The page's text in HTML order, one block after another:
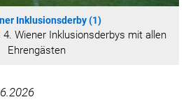
Inklusionsderby (1)
4. Wiener Inklusionsderbys mit allen
Ehrengästen